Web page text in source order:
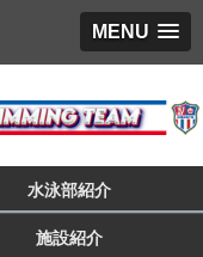
MENU
水泳部紹介
施設紹介